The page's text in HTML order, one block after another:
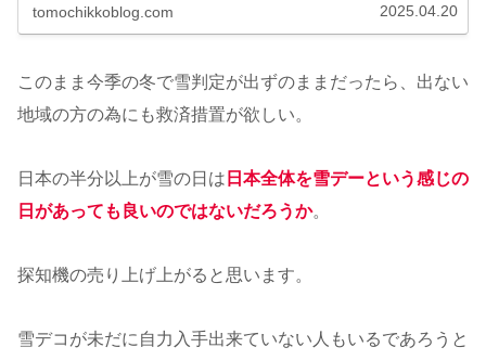
プレゼントシールデコが貰...
tomochikkoblog.com 2025.04.20
このまま今季の冬で雪判定が出ずのままだったら、出ない
地域の方の為にも救済措置が欲しい。
日本の半分以上が雪の日は 日本全体を雪デーという感じの
日があっても良いのではないだろうか。
探知機の売り上げ上がると思います。
雪デコが未だに自力入手出来ていない人もいるであろうと